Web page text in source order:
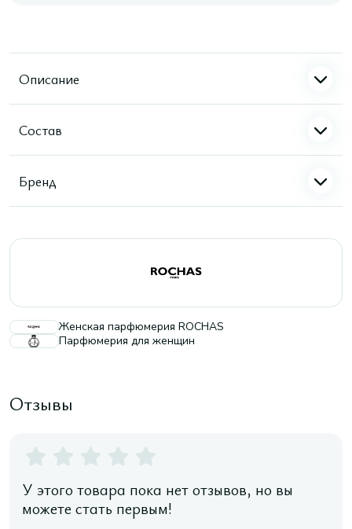
Описание
Состав
Бренд
Женская парфюмерия ROCHAS
Парфюмерия для женщин
Отзывы
У этого товара пока нет отзывов, но вы
можете стать первым!